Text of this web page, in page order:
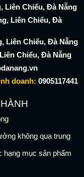
Liên Chiểu, Đà Nẵng
Liên Chiểu, Đà
Liên Chiểu, Đà Nẵng
Chiểu, Đà Nẵng
doanh: 0905117441
không qua trung
hạng mục sản phẩm